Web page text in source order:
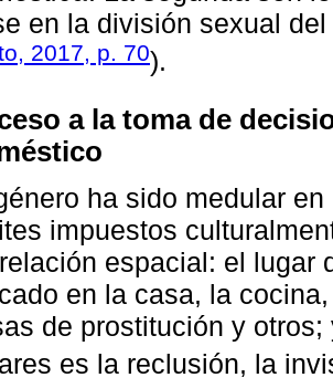
en la división sexual
2017, p. 70).
a la toma de
ha sido medular
impuestos
espacial: el lugar
en la casa, la
de prostitución y
es la reclusión, la